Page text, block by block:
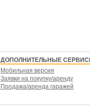
ДОПОЛНИТЕЛЬНЫЕ
Мобильная версия
Заявки на покупку/аренду
Продажа/аренда гаражей